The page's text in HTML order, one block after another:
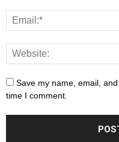
Save my name, email,
time I comment.